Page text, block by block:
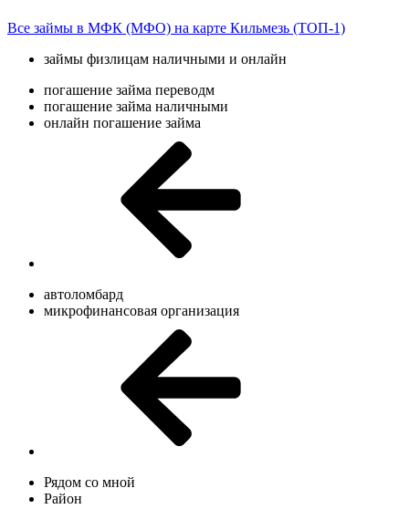
Все займы в МФК (МФО) на карте Кильмезь (ТОП-1)
займы физлицам наличными и онлайн
погашение займа переводм
погашение займа наличными
онлайн погашение займа
автоломбард
микрофинансовая организация
Рядом со мной
Район